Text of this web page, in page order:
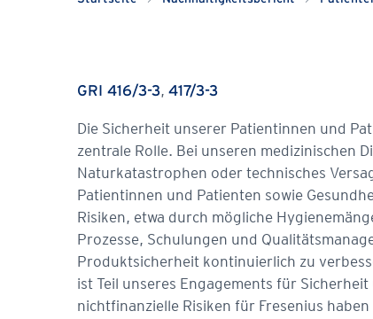
GRI 416/3-3, 417/3-3
Die Sicherheit unserer Patientinnen und
zentrale Rolle. Bei unseren medizinischen
Naturkatastrophen oder technisches
Patientinnen und Patienten sowie
Risiken, etwa durch mögliche
Prozesse, Schulungen und
Produktsicherheit kontinuierlich zu
ist Teil unseres Engagements für
nichtfinanzielle Risiken für Fresenius